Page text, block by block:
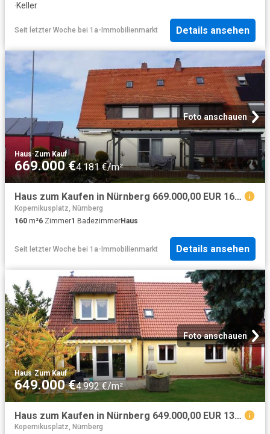
·Keller
Seit letzter Woche bei 1a-Immobilienmarkt Details ansehen
Foto anschauen
Haus·Zum Kauf
669.000 €4.181 €/m²
Haus zum Kaufen in Nürnberg 669.000,00 EUR 160 m²
Kopernikusplatz, Nürnberg
160 m²6 Zimmer1 BadezimmerHaus
Seit letzter Woche bei 1a-Immobilienmarkt Details ansehen
Foto anschauen
Haus·Zum Kauf
649.000 €4.992 €/m²
Haus zum Kaufen in Nürnberg 649.000,00 EUR 130 m²
Kopernikusplatz, Nürnberg